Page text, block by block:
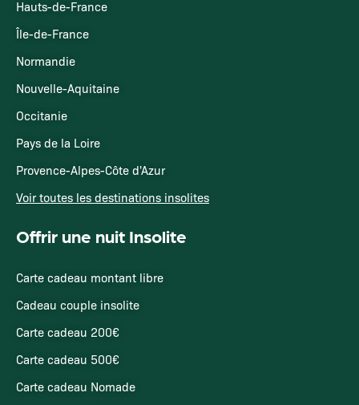
Hauts-de-France
Île-de-France
Normandie
Nouvelle-Aquitaine
Occitanie
Pays de la Loire
Provence-Alpes-Côte d'Azur
Voir toutes les destinations insolites
Offrir une nuit Insolite
Carte cadeau montant libre
Cadeau couple insolite
Carte cadeau 200€
Carte cadeau 500€
Carte cadeau Nomade